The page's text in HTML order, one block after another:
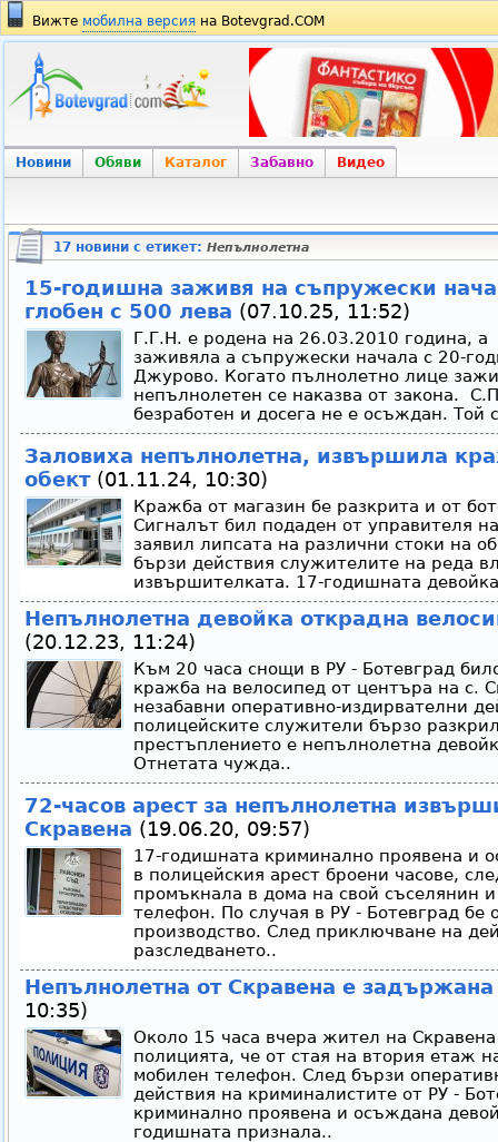
Вижте мобилна версия на Botevgrad.COM
Новини Обяви Каталог Забавно Видео
17 новини с етикет: Непълнолетна
15-годишна заживя на съпружески
глобен с 500 лева (07.10.25, 11:52)
Г.Г.Н. е родена на 26.03.2010 година,
заживяла а съпружески начала с 20-
Джурово. Когато пълнолетно лице
непълнолетен се наказва от закона.
безработен и досега не е осъждан. Той
Заловиха непълнолетна, извършила
обект(01.11.24, 10:30)
Кражба от магазин бе разкрита и от
Сигналът бил подаден от управителя
заявил липсата на различни стоки на
бързи действия служителите на реда
извършителката. 17-годишната
Непълнолетна девойка открадна
(20.12.23, 11:24)
Към 20 часа снощи в РУ - Ботевград
кражба на велосипед от центъра на с.
незабавни оперативно-издирвателни
полицейските служители бързо
престъплението е непълнолетна
Отнетата чужда..
72-часов арест за непълнолетна
Скравена (19.06.20, 09:57)
17-годишната криминално проявена и
в полицейския арест броени часове,
промъкнала в дома на свой съселянин
телефон. По случая в РУ - Ботевград бе
производство. След приключване на
разследването..
Непълнолетна от Скравена е
10:35)
Около 15 часа вчера жител на
полицията, че от стая на втория етаж
мобилен телефон. След бързи
действия на криминалистите от РУ -
криминално проявена и осъждана
годишната признала..